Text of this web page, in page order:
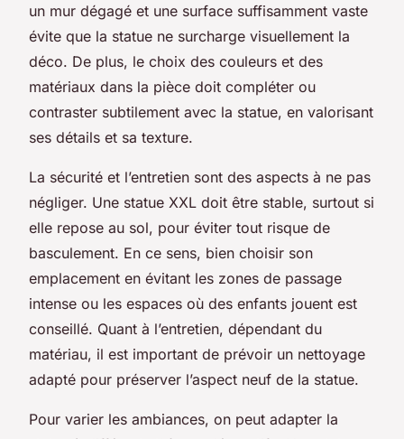
un mur dégagé et une surface suffisamment vaste
évite que la statue ne surcharge visuellement la
déco. De plus, le choix des couleurs et des
matériaux dans la pièce doit compléter ou
contraster subtilement avec la statue, en valorisant
ses détails et sa texture.
La sécurité et l’entretien sont des aspects à ne pas
négliger. Une statue XXL doit être stable, surtout si
elle repose au sol, pour éviter tout risque de
basculement. En ce sens, bien choisir son
emplacement en évitant les zones de passage
intense ou les espaces où des enfants jouent est
conseillé. Quant à l’entretien, dépendant du
matériau, il est important de prévoir un nettoyage
adapté pour préserver l’aspect neuf de la statue.
Pour varier les ambiances, on peut adapter la